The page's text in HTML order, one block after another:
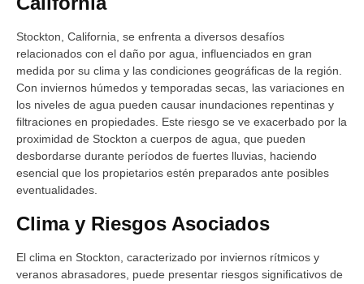
Stockton, California, se enfrenta a diversos desafíos
relacionados con el daño por agua, influenciados en gran
medida por su clima y las condiciones geográficas de la región.
Con inviernos húmedos y temporadas secas, las variaciones en
los niveles de agua pueden causar inundaciones repentinas y
filtraciones en propiedades. Este riesgo se ve exacerbado por la
proximidad de Stockton a cuerpos de agua, que pueden
desbordarse durante períodos de fuertes lluvias, haciendo
esencial que los propietarios estén preparados ante posibles
eventualidades.
Clima y Riesgos Asociados
El clima en Stockton, caracterizado por inviernos rítmicos y
veranos abrasadores, puede presentar riesgos significativos de